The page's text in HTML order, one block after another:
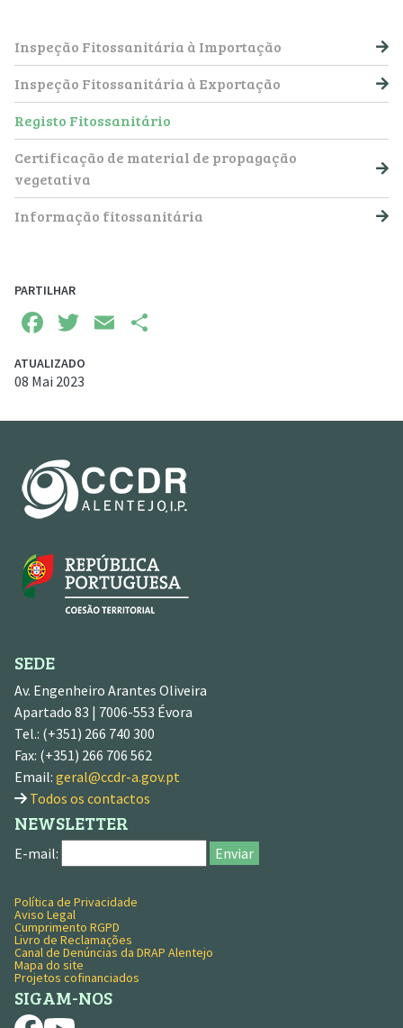
Inspeção Fitossanitária à Importação
Inspeção Fitossanitária à Exportação
Registo Fitossanitário
Certificação de material de propagação
vegetativa
Informação fitossanitária
PARTILHAR
Facebook
TwitterEmail
ATUALIZADO
08 Mai 2023
SEDE
Av. Engenheiro Arantes Oliveira
Apartado 83 | 7006-553 Évora
Tel.: (+351) 266 740 300
Fax: (+351) 266 706 562
Email: geral@ccdr-a.gov.pt
Todos os contactos
NEWSLETTER
E-mail: Enviar
MENU RODAPÉ
Política de Privacidade
Aviso Legal
Cumprimento RGPD
Livro de Reclamações
Canal de Denúncias da DRAP Alentejo
Mapa do site
Projetos cofinanciados
SIGAM-NOS